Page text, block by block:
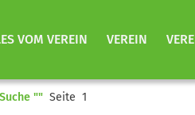
VOM VEREIN VEREIN
"" Seite 1